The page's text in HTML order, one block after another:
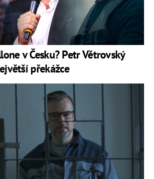
v Česku? Petr Větrovský
překážce